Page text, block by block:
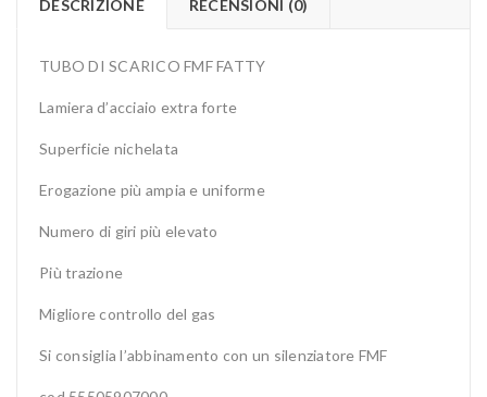
DESCRIZIONE RECENSIONI (0)
TUBO DI SCARICO FMF FATTY
Lamiera d’acciaio extra forte
Superficie nichelata
Erogazione più ampia e uniforme
Numero di giri più elevato
Più trazione
Migliore controllo del gas
Si consiglia l’abbinamento con un silenziatore FMF